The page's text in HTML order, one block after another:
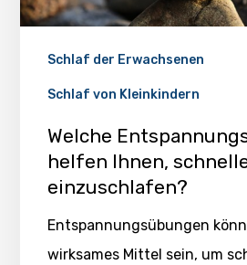
Schlaf der Erwachsenen
Schlaf von Kleinkindern
Welche
helfen Ihnen,
einzuschlafen?
Entspannungsübungen
wirksames Mittel sein, um